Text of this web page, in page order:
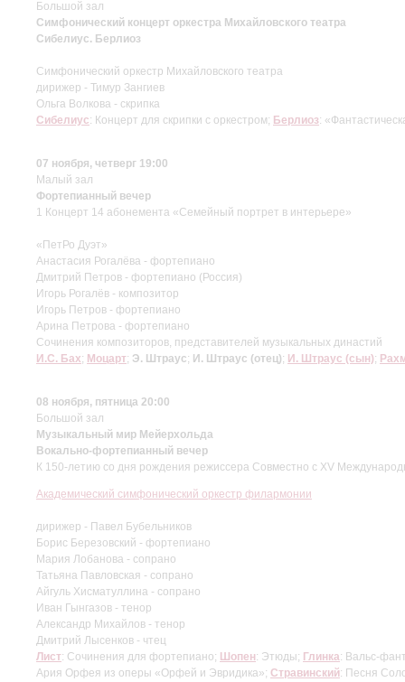
Большой зал
Симфонический концерт оркестра Михайловского театра
Сибелиус. Берлиоз
Симфонический оркестр Михайловского театра
дирижер - Тимур Зангиев
Ольга Волкова - скрипка
Сибелиус: Концерт для скрипки с оркестром; Берлиоз:
07 ноября, четверг 19:00
Малый зал
Фортепианный вечер
1 Концерт 14 абонемента «Семейный портрет в интерьере»
«ПетРо Дуэт»
Анастасия Рогалёва - фортепиано
Дмитрий Петров - фортепиано (Россия)
Игорь Рогалёв - композитор
Игорь Петров - фортепиано
Арина Петрова - фортепиано
Cочинения композиторов, представителей музыкальных династий
И.С. Бах; Моцарт; Э. Штраус; И. Штраус (отец); И. Штраус (сын);
08 ноября, пятница 20:00
Большой зал
Музыкальный мир Мейерхольда
Вокально-фортепианный вечер
К 150-летию со дня рождения режиссера Совместно с XV
Академический симфонический оркестр филармонии
дирижер - Павел Бубельников
Борис Березовский - фортепиано
Мария Лобанова - сопрано
Татьяна Павловская - сопрано
Айгуль Хисматуллина - сопрано
Иван Гынгазов - тенор
Александр Михайлов - тенор
Дмитрий Лысенков - чтец
Лист: Сочинения для фортепиано; Шопен: Этюды; Глинка: Вальс-
Ария Орфея из оперы «Орфей и Эвридика»; Стравинский: Песня